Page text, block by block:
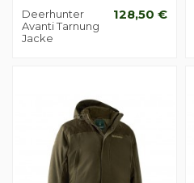
Deerhunter
Avanti Tarnung
Jacke
128,50 €